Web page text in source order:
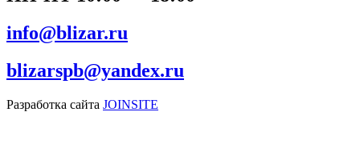
info@blizar.ru
blizarspb@yandex.ru
Разработка сайта JOINSITE